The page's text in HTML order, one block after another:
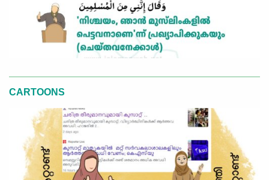
CARTOONS